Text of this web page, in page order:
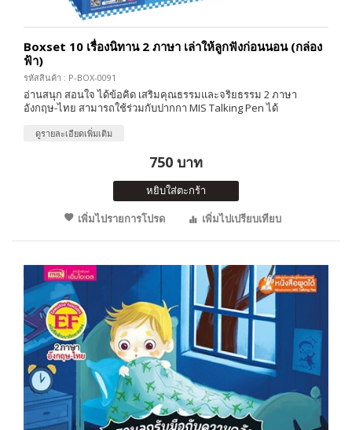
Boxset 10 เรื่องนิทาน 2 ภาษา เล่าให้ลูกฟังก่อนนอน (กล่อง
ฟ้า)
รหัสสินค้า : P-BOX-0091
อ่านสนุก สอนใจ ได้ข้อคิด เสริมคุณธรรมและจริยธรรม 2 ภาษา
อังกฤษ-ไทย สามารถใช้ร่วมกับปากกา MIS Talking Pen ได้
ดูรายละเอียดเพิ่มเติม
750 บาท
หยิบใส่ตะกร้า
เพิ่มไปรายการโปรด
เพิ่มไปเปรียบเทียบ